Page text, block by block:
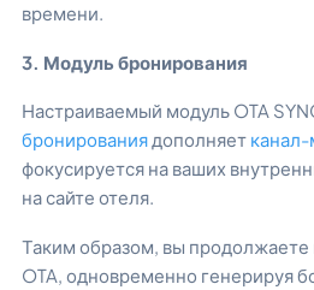
времени.
3. Модуль бронирования
Настраиваемый модуль OTA
бронирования дополняет
фокусируется на ваших
на сайте отеля.
Таким образом, вы продолжаете
OTA, одновременно генерируя